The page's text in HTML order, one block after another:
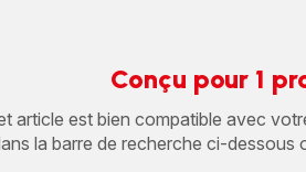
Conçu pour 1
article est bien compatible avec
la barre de recherche ci-dessous